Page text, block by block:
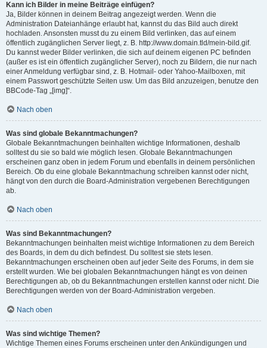
Kann ich Bilder in meine Beiträge einfügen?
Ja, Bilder können in deinem Beitrag angezeigt werden. Wenn die
Administration Dateianhänge erlaubt hat, kannst du das Bild auch direkt
hochladen. Ansonsten musst du zu einem Bild verlinken, das auf einem
öffentlich zugänglichen Server liegt, z. B. http://www.domain.tld/mein-bild.gif.
Du kannst weder Bilder verlinken, die sich auf deinem eigenen PC befinden
(außer es ist ein öffentlich zugänglicher Server), noch zu Bildern, die nur nach
einer Anmeldung verfügbar sind, z. B. Hotmail- oder Yahoo-Mailboxen, mit
einem Passwort geschützte Seiten usw. Um das Bild anzuzeigen, benutze den
BBCode-Tag „[img]“.
Nach oben
Was sind globale Bekanntmachungen?
Globale Bekanntmachungen beinhalten wichtige Informationen, deshalb
solltest du sie so bald wie möglich lesen. Globale Bekanntmachungen
erscheinen ganz oben in jedem Forum und ebenfalls in deinem persönlichen
Bereich. Ob du eine globale Bekanntmachung schreiben kannst oder nicht,
hängt von den durch die Board-Administration vergebenen Berechtigungen
ab.
Nach oben
Was sind Bekanntmachungen?
Bekanntmachungen beinhalten meist wichtige Informationen zu dem Bereich
des Boards, in dem du dich befindest. Du solltest sie stets lesen.
Bekanntmachungen erscheinen oben auf jeder Seite des Forums, in dem sie
erstellt wurden. Wie bei globalen Bekanntmachungen hängt es von deinen
Berechtigungen ab, ob du Bekanntmachungen erstellen kannst oder nicht. Die
Berechtigungen werden von der Board-Administration vergeben.
Nach oben
Was sind wichtige Themen?
Wichtige Themen eines Forums erscheinen unter den Ankündigungen und